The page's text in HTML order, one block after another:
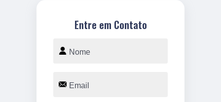
Entre em Contato